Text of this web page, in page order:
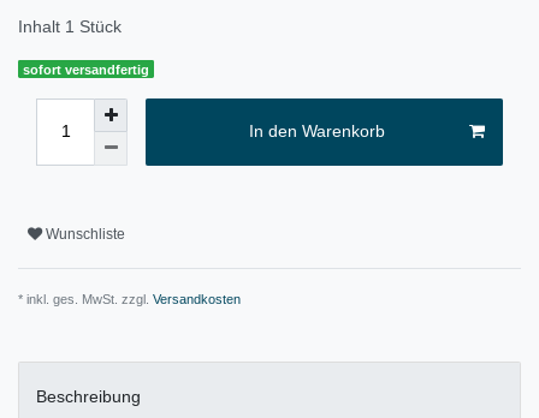
Inhalt 1 Stück
sofort versandfertig
In den Warenkorb
Wunschliste
* inkl. ges. MwSt. zzgl. Versandkosten
Beschreibung